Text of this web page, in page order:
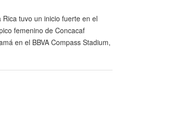
tuvo un inicio fuerte en el
femenino de Concacaf
en el BBVA Compass Stadium,